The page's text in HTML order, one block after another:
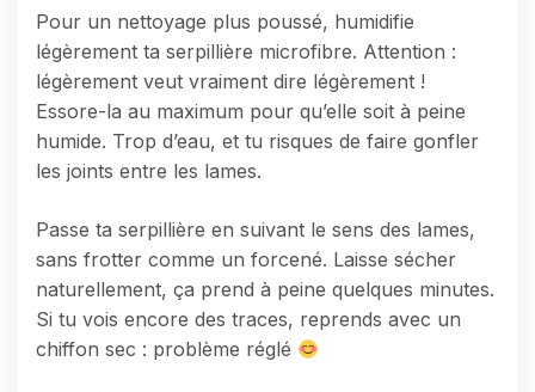
Pour un nettoyage plus poussé, humidifie
légèrement ta serpillière microfibre. Attention :
légèrement veut vraiment dire légèrement !
Essore-la au maximum pour qu’elle soit à peine
humide. Trop d’eau, et tu risques de faire gonfler
les joints entre les lames.
Passe ta serpillière en suivant le sens des lames,
sans frotter comme un forcené. Laisse sécher
naturellement, ça prend à peine quelques minutes.
Si tu vois encore des traces, reprends avec un
chiffon sec : problème réglé